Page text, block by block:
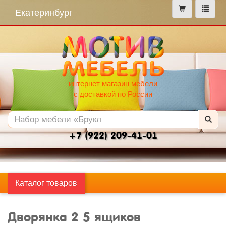
меню
Екатеринбург
интернет магазин мебели
с доставкой по России
+7 (922) 209-41-01
Каталог товаров
Дворянка 2 5 ящиков